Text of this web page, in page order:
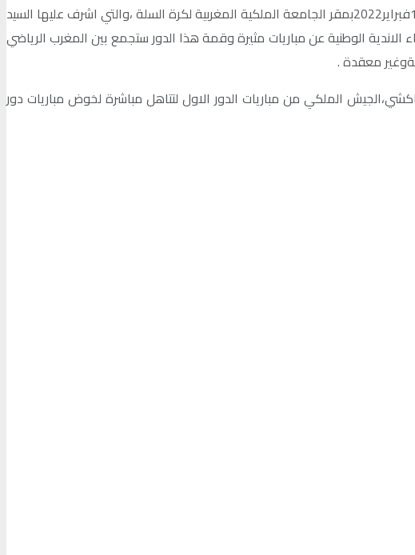
اسفرت عملية سحب قرعة الدور الاول لكاس العرش لكرة السلة “رجال”برسم الموسم الرياضي 2021.2022، التي جرت مساء الاحد13فبراير2022بمقر الجامعة الملكية المغربية لكرة السلة ،والتي اشرف عليها السيد
الوطنية عن مباريات مثيرة وقمة هذا الدور ستجمع بين المغرب الرياضي
معقدة .
الملكي من مباريات الدور الاول لتتاهل مباشرة لخوض مباريات دور